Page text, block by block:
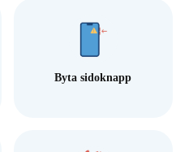
Byta sidoknapp